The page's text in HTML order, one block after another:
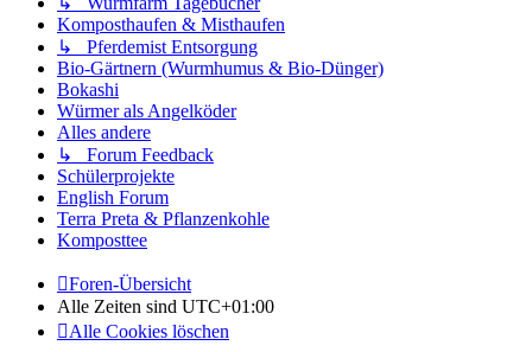
Komposthaufen & Misthaufen
↳ Pferdemist Entsorgung
Bio-Gärtnern (Wurmhumus & Bio-Dünger)
Bokashi
Würmer als Angelköder
Alles andere
↳ Forum Feedback
Schülerprojekte
English Forum
Terra Preta & Pflanzenkohle
Komposttee
Foren-Übersicht
Alle Zeiten sind UTC+01:00
Alle Cookies löschen